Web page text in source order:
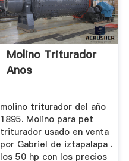
Molino Triturador
Anos
molino triturador del año
1895. Molino para pet
triturador usado en venta
por Gabriel de iztapalapa .
los 50 hp con los precios